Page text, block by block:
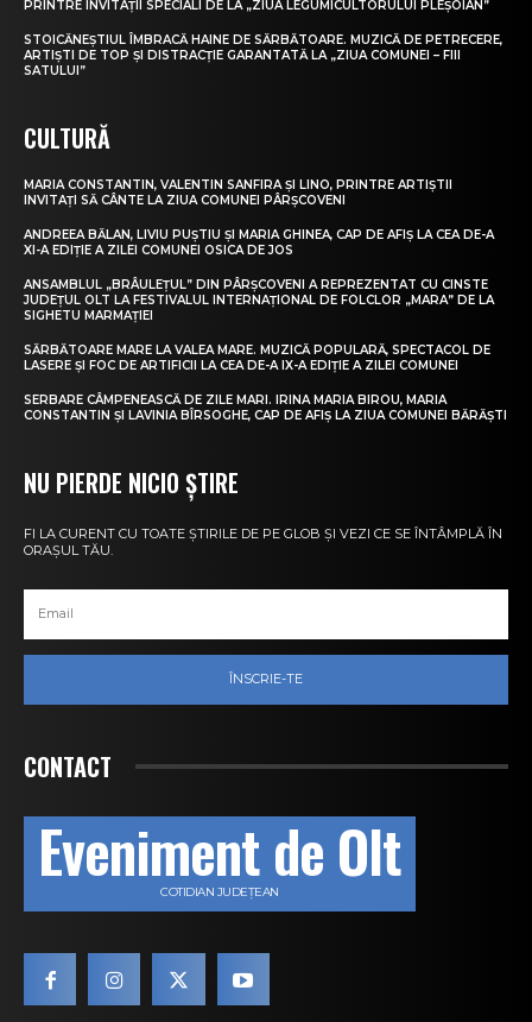
PRINTRE INVITAȚII SPECIALI DE LA „ZIUA LEGUMICULTORULUI PLEȘOIAN”
STOICĂNEȘTIUL ÎMBRACĂ HAINE DE SĂRBĂTOARE. MUZICĂ DE PETRECERE,
ARTIȘTI DE TOP ȘI DISTRACȚIE GARANTATĂ LA „ZIUA COMUNEI – FIII
SATULUI”
CULTURĂ
MARIA CONSTANTIN, VALENTIN SANFIRA ȘI LINO, PRINTRE ARTIȘTII
INVITAȚI SĂ CÂNTE LA ZIUA COMUNEI PÂRȘCOVENI
ANDREEA BĂLAN, LIVIU PUȘTIU ȘI MARIA GHINEA, CAP DE AFIȘ LA CEA DE-A
XI-A EDIȚIE A ZILEI COMUNEI OSICA DE JOS
ANSAMBLUL „BRÂULEȚUL” DIN PÂRȘCOVENI A REPREZENTAT CU CINSTE
JUDEȚUL OLT LA FESTIVALUL INTERNAȚIONAL DE FOLCLOR „MARA” DE LA
SIGHETU MARMAȚIEI
SĂRBĂTOARE MARE LA VALEA MARE. MUZICĂ POPULARĂ, SPECTACOL DE
LASERE ȘI FOC DE ARTIFICII LA CEA DE-A IX-A EDIȚIE A ZILEI COMUNEI
SERBARE CÂMPENEASCĂ DE ZILE MARI. IRINA MARIA BIROU, MARIA
CONSTANTIN ȘI LAVINIA BÎRSOGHE, CAP DE AFIȘ LA ZIUA COMUNEI BĂRĂȘTI
NU PIERDE NICIO ȘTIRE
FI LA CURENT CU TOATE ȘTIRILE DE PE GLOB ȘI VEZI CE SE ÎNTÂMPLĂ ÎN
ORAȘUL TĂU.
ÎNSCRIE-TE
CONTACT
Eveniment de Olt
COTIDIAN JUDEȚEAN